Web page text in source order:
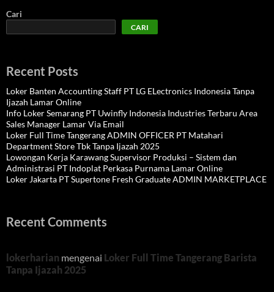
Cari
CARI
Recent Posts
Loker Banten Accounting Staff PT LG ELectronics Indonesia Tanpa
Ijazah Lamar Online
Info Loker Semarang PT Uwinfly Indonesia Industries Terbaru Area
Sales Manager Lamar Via Email
Loker Full Time Tangerang ADMIN OFFICER PT Matahari
Department Store Tbk Tanpa Ijazah 2025
Lowongan Kerja Karawang Supervisor Produksi – Sistem dan
Administrasi PT Indoplat Perkasa Purnama Lamar Online
Loker Jakarta PT Supertone Fresh Graduate ADMIN MARKETPLACE
Recent Comments
lokerharian mengenai Loker Full Time Tangerang Barista
Tanpa Ijazah 2025